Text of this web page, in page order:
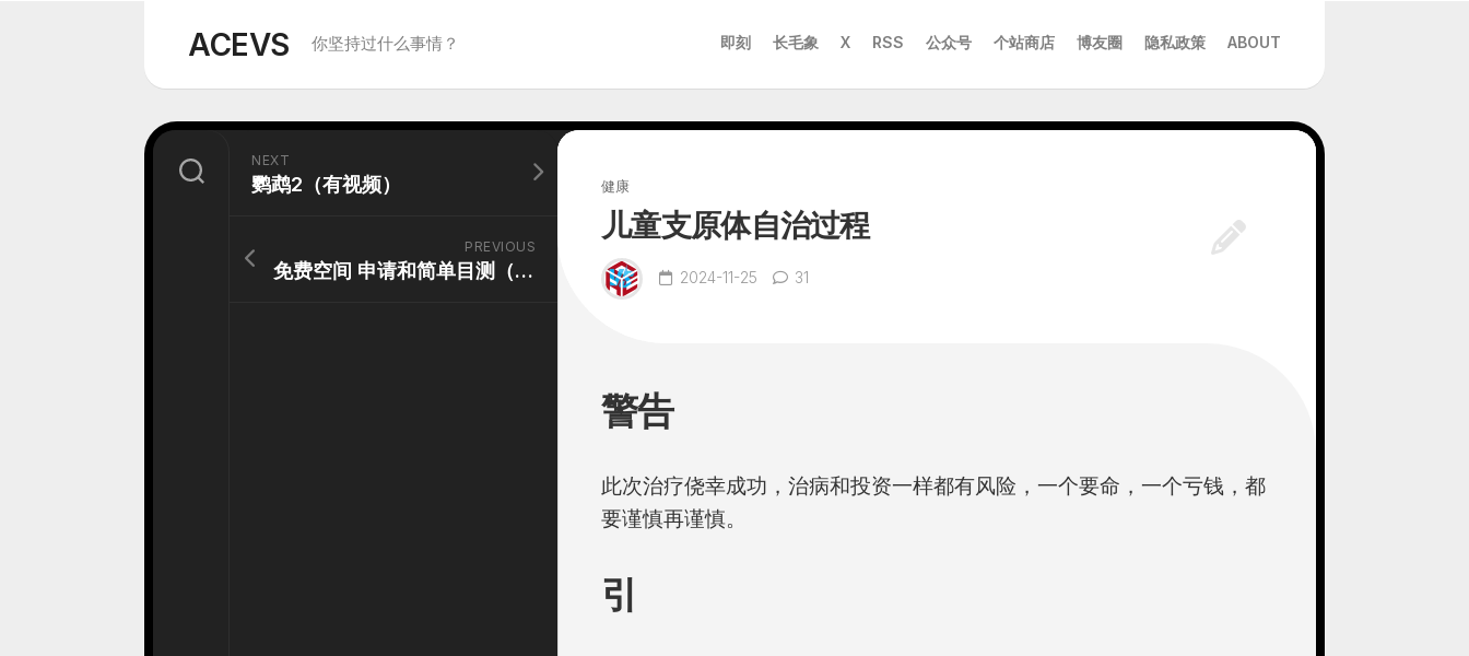
ACEVS 你坚持过什么事情？ 即刻 长毛象 X RSS 公众号 个站商店 博友圈 隐私政策 ABOUT
健康
儿童支原体自治过程
2024-11-25 31
警告
此次治疗侥幸成功，治病和投资一样都有风险，一个要命，一个亏钱，都
要谨慎再谨慎。
引
NEXT
鹦鹉2（有视频）
PREVIOUS
免费空间 申请和简单目测（4）